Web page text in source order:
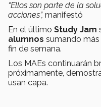
“Ellos son parte de la
acciones”, manifestó
En el último Study Jam
alumnos sumando más
fin de semana.
Los MAEs continuarán
próximamente,
usan capa.